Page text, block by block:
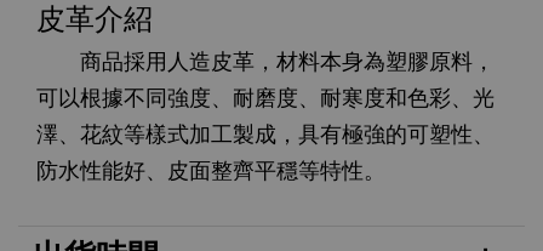
皮革介紹
商品採用人造皮革，材料本身為塑膠原料，
可以根據不同強度、耐磨度、耐寒度和色彩、光
澤、花紋等樣式加工製成，具有極強的可塑性、
防水性能好、皮面整齊平穩等特性。